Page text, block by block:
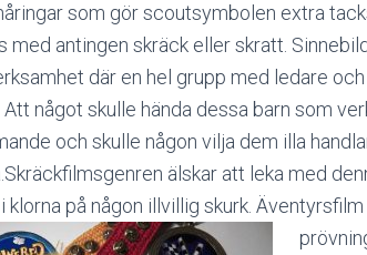
som gör scoutsymbolen extra
med antingen skräck eller skratt.
där en hel grupp med ledare
Att något skulle hända dessa barn som
och skulle någon vilja dem illa
älskar att leka med
klorna på någon illvillig skurk.